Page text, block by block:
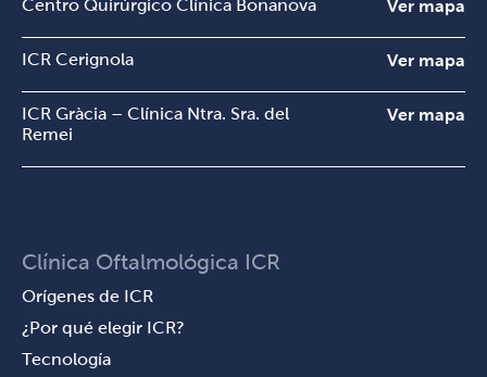
Centro Quirúrgico Clínica Bonanova Ver mapa
ICR Cerignola Ver mapa
ICR Gràcia – Clínica Ntra. Sra. del
Remei
Ver mapa
Clínica Oftalmológica ICR
Orígenes de ICR
¿Por qué elegir ICR?
Tecnología